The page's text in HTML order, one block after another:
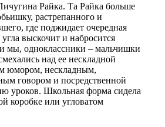
Райка. Та Райка больше
растрепанного и
где поджидает очередная
угла выскочит и набросится
мы, одноклассники – мальчишки
над ее нескладной
юмором, нескладным,
говором и посредственной
уроков. Школьная форма сидела
коробке или угловатом